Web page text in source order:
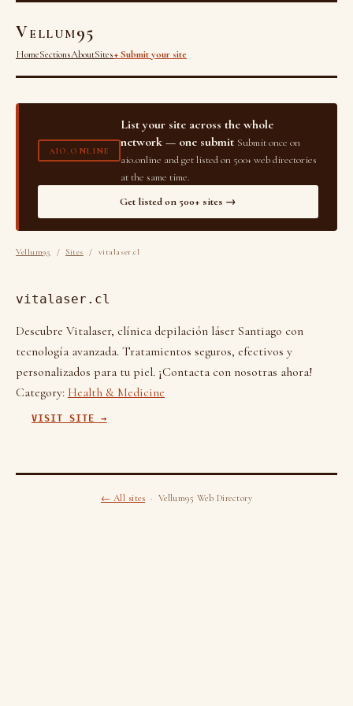
Vellum95
HomeSectionsAboutSites+ Submit your site
AIO.ONLINE
List your site across the whole
network — one submit Submit once on
aio.online and get listed on 500+ web directories
at the same time.
Get listed on 500+ sites →
Vellum95 /Sites / vitalaser.cl
vitalaser.cl
Descubre Vitalaser, clínica depilación láser Santiago con
tecnología avanzada. Tratamientos seguros, efectivos y
personalizados para tu piel. ¡Contacta con nosotras ahora!
Category: Health & Medicine
VISIT SITE →
← All sites · Vellum95 Web Directory